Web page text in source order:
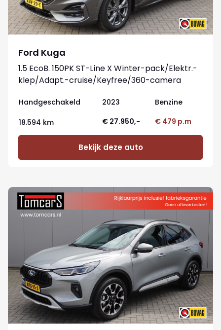
Ford Kuga
1.5 EcoB. 150PK ST-Line X Winter-pack/Elektr.-
klep/Adapt.-cruise/Keyfree/360-camera
Handgeschakeld 2023 Benzine
18.594 km € 27.950,- € 479 p.m
Bekijk deze auto